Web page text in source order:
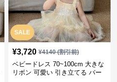
SALE
¥3,720 ¥4140(割引前)
ベビードレス 70~100cm 大きな
リボン 可愛い 引き立てる バー